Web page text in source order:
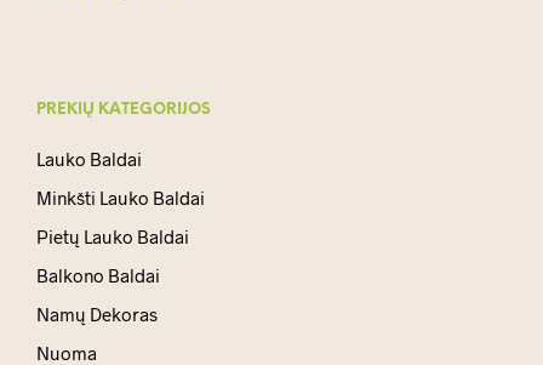
PREKIŲ KATEGORIJOS
Lauko Baldai
Minkšti Lauko Baldai
Pietų Lauko Baldai
Balkono Baldai
Namų Dekoras
Nuoma